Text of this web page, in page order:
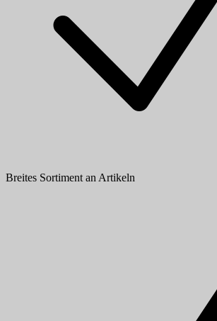
Breites Sortiment an Artikeln